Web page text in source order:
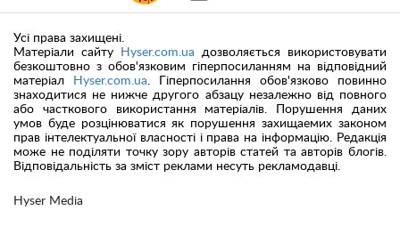
Hyser Media
Усі права захищені.
Матеріали сайту
Hyser.com.ua дозволяється використовувати
безкоштовно з обов'язковим гіперпосиланням на відповідний
матеріал
Hyser.com.ua. Гіперпосилання обов'язково повинно
знаходитися не нижче другого абзацу незалежно від повного
або часткового використання матеріалів. Порушення даних
умов буде розцінюватися як порушення захищаемих законом
прав інтелектуальної власності і права на інформацію. Редакція
може не поділяти точку зору авторів статей та авторів блогів.
Відповідальність за зміст реклами несуть рекламодавці.